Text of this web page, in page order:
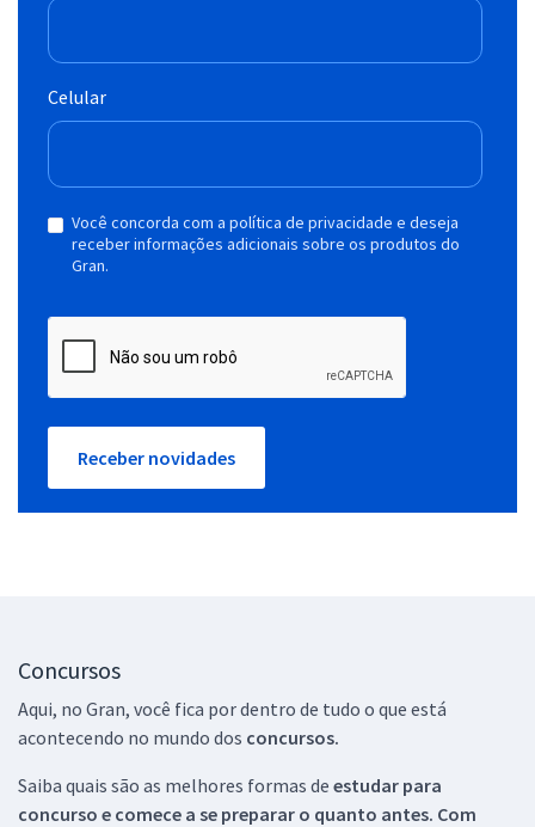
Celular
Você concorda com a política de privacidade e deseja
receber informações adicionais sobre os produtos do
Gran.
Receber novidades
Concursos
Aqui, no Gran, você fica por dentro de tudo o que está
acontecendo no mundo dos concursos.
Saiba quais são as melhores formas de estudar para
concurso e comece a se preparar o quanto antes. Com